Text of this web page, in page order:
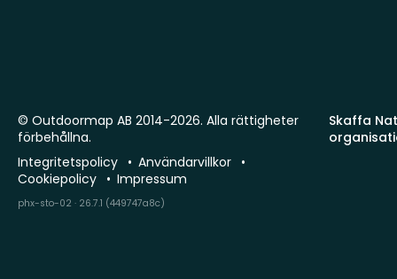
Skaffa
© Outdoormap AB 2014-2026. Alla rättigheter
förbehållna.
Integritetspolicy
Användarvillkor
Cookiepolicy
Impressum
phx-sto-02 · 26.7.1 (449747a8c)